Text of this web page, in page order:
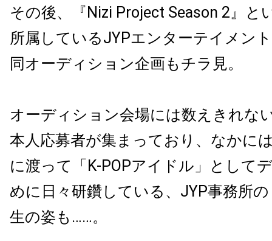
その後、『Nizi Project Season 2』と
所属しているJYPエンターテイメン
同オーディション企画もチラ見。
オーディション会場には数えきれな
本人応募者が集まっており、なかに
に渡って「K-POPアイドル」として
めに日々研鑽している、JYP事務所
生の姿も……。